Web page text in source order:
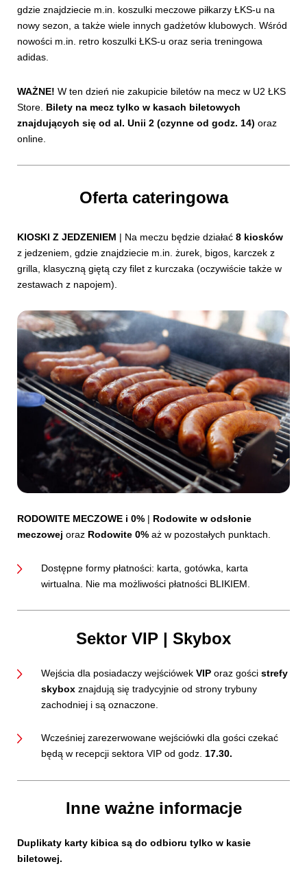
gdzie znajdziecie m.in. koszulki meczowe piłkarzy ŁKS-u na
nowy sezon, a także wiele innych gadżetów klubowych. Wśród
nowości m.in. retro koszulki ŁKS-u oraz seria treningowa
adidas.
WAŻNE! W ten dzień nie zakupicie biletów na mecz w U2 ŁKS
Store. Bilety na mecz tylko w kasach biletowych
znajdujących się od al. Unii 2 (czynne od godz. 14) oraz
online.
Oferta cateringowa
KIOSKI Z JEDZENIEM | Na meczu będzie działać 8 kiosków
z jedzeniem, gdzie znajdziecie m.in. żurek, bigos, karczek z
grilla, klasyczną giętą czy filet z kurczaka (oczywiście także w
zestawach z napojem).
RODOWITE MECZOWE i 0% | Rodowite w odsłonie
meczowej oraz Rodowite 0% aż w pozostałych punktach.
Dostępne formy płatności: karta, gotówka, karta
wirtualna. Nie ma możliwości płatności BLIKIEM.
Sektor VIP | Skybox
Wejścia dla posiadaczy wejściówek VIP oraz gości strefy
skybox znajdują się tradycyjnie od strony trybuny
zachodniej i są oznaczone.
Wcześniej zarezerwowane wejściówki dla gości czekać
będą w recepcji sektora VIP od godz. 17.30.
Inne ważne informacje
Duplikaty karty kibica są do odbioru tylko w kasie
biletowej.